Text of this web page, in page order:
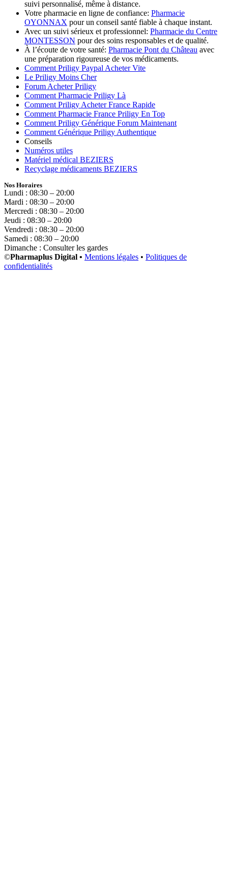
suivi personnalisé, même à distance.
Votre pharmacie en ligne de confiance: Pharmacie
OYONNAX pour un conseil santé fiable à chaque instant.
Avec un suivi sérieux et professionnel: Pharmacie du Centre
MONTESSON pour des soins responsables et de qualité.
À l’écoute de votre santé: Pharmacie Pont du Château avec
une préparation rigoureuse de vos médicaments.
Comment Priligy Paypal Acheter Vite
Le Priligy Moins Cher
Forum Acheter Priligy
Comment Pharmacie Priligy Là
Comment Priligy Acheter France Rapide
Comment Pharmacie France Priligy En Top
Comment Priligy Générique Forum Maintenant
Comment Générique Priligy Authentique
Conseils
Numéros utiles
Matériel médical BEZIERS
Recyclage médicaments BEZIERS
Nos Horaires
Lundi : 08:30 – 20:00
Mardi : 08:30 – 20:00
Mercredi : 08:30 – 20:00
Jeudi : 08:30 – 20:00
Vendredi : 08:30 – 20:00
Samedi : 08:30 – 20:00
Dimanche : Consulter les gardes
©Pharmaplus Digital • Mentions légales • Politiques de
confidentialités